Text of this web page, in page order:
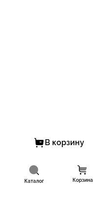
В корзину
Каталог Корзина